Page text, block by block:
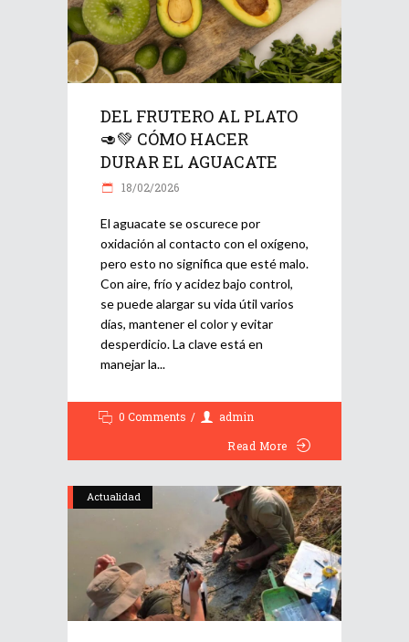
DEL FRUTERO AL PLATO
🥑💚 CÓMO HACER
DURAR EL AGUACATE
18/02/2026
El aguacate se oscurece por
oxidación al contacto con el oxígeno,
pero esto no significa que esté malo.
Con aire, frío y acidez bajo control,
se puede alargar su vida útil varios
días, mantener el color y evitar
desperdicio. La clave está en
manejar la
0 Comments
admin
Read More
Actualidad